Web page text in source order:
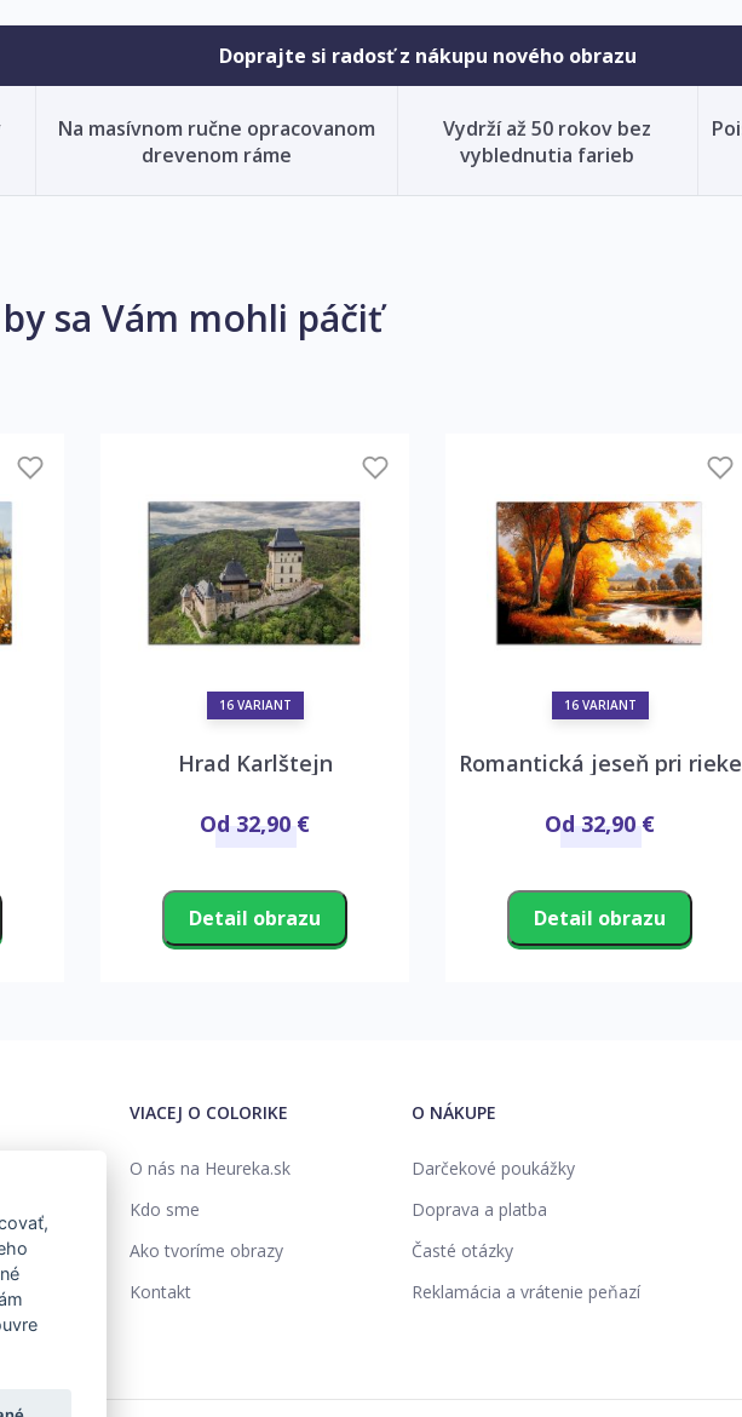
Doprajte si radosť z nákupu nového obrazu
Na masívnom ručne opracovanom
drevenom ráme
Vydrží až 50 rokov bez
vyblednutia farieb
sa Vám mohli páčiť
16 VARIANT
Hrad Karlštejn
Od 32,90 €
Detail obrazu
16 VARIANT
Romantická jeseň pri rieke
Od 32,90 €
Detail obrazu
VIACEJ O COLORIKE
O nás na Heureka.sk
Kdo sme
Ako tvoríme obrazy
Kontakt
O NÁKUPE
Darčekové poukážky
Doprava a platba
Časté otázky
Reklamácia a vrátenie peňazí